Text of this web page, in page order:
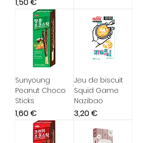
Sunyoung
Peanut Choco
Sticks
Prix
1,60 €
Jeu de biscuit
Squid Game
Nazibao
Prix
3,20 €